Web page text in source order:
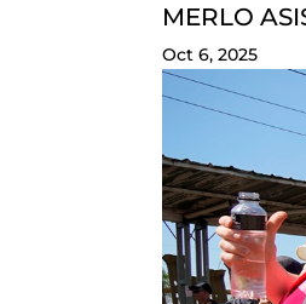
MERLO
Oct 6, 2025